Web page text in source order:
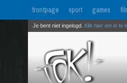
frontpage sport games
Je bent niet ingelogd. Klik hier om in te